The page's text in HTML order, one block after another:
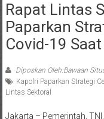
Rapat Lintas
Paparkan
Covid-19
Diposkan Oleh:Bawaan
Kapolri Paparkan Strategi
Lintas Sektoral
Jakarta – Pemerintah,